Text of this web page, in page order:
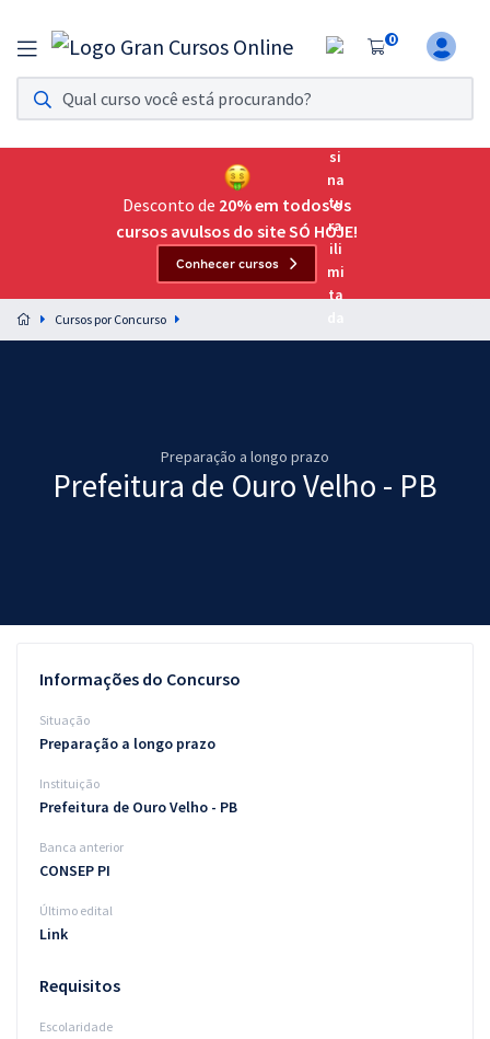
0
Assinatura Ilimitada 11
Acesso a todos os cursos. Teste grátis por 7 dias!
Assinatura OAB Até Passar
Acesso ilimitado a toda preparação para o Exame da
Preparação completa e intensiva para as principais
residências em saúde do Brasil
Questões grátis
Blog
Aprovados
Atendimento
Desconto de 20% em todos os
cursos avulsos do site SÓ HOJE!
Conhecer cursos
Cursos por Concurso
Preparação a longo prazo
Prefeitura de Ouro Velho - PB
Informações do Concurso
Situação
Preparação a longo prazo
Instituição
Prefeitura de Ouro Velho - PB
Banca anterior
CONSEP PI
Último edital
Link
Requisitos
Escolaridade